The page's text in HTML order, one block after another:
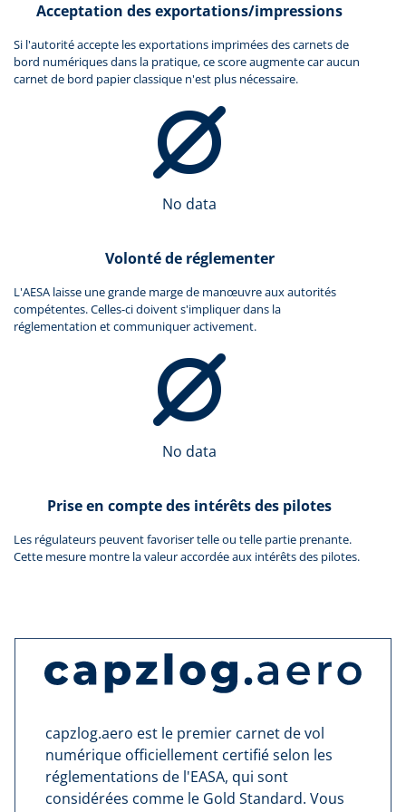
Acceptation des exportations/impressions
Si l'autorité accepte les exportations imprimées des carnets de
bord numériques dans la pratique, ce score augmente car aucun
carnet de bord papier classique n'est plus nécessaire.
No data
Volonté de réglementer
L'AESA laisse une grande marge de manœuvre aux autorités
compétentes. Celles-ci doivent s'impliquer dans la
réglementation et communiquer activement.
No data
Prise en compte des intérêts des pilotes
Les régulateurs peuvent favoriser telle ou telle partie prenante.
Cette mesure montre la valeur accordée aux intérêts des pilotes.
capzlog.aero est le premier carnet de vol
numérique officiellement certifié selon les
réglementations de l'EASA, qui sont
considérées comme le Gold Standard. Vous